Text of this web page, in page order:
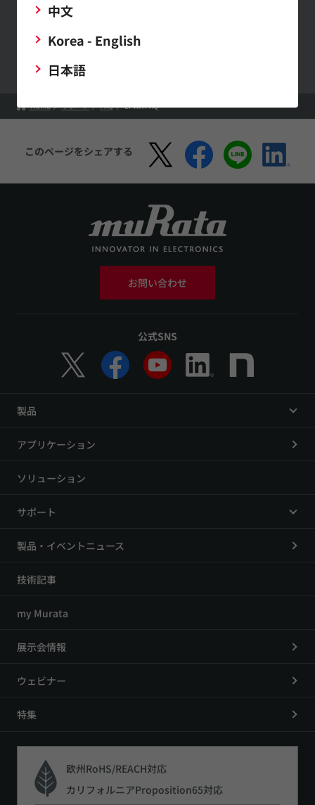
中文
Korea - English
日本語
村田製作所ウェブサイトへのご意見・ご要望
HOME サポート FAQ LPWA FAQ
このページをシェアする
お問い合わせ
公式SNS
製品
アプリケーション
ソリューション
サポート
製品・イベントニュース
技術記事
my Murata
展示会情報
ウェビナー
特集
欧州RoHS/REACH対応
カリフォルニアProposition65対応